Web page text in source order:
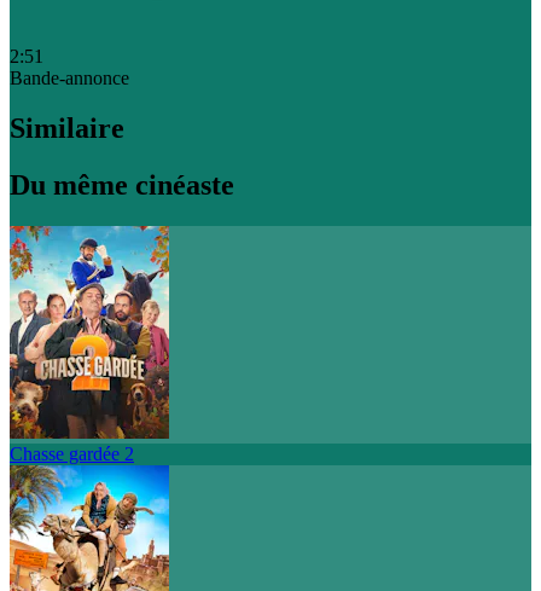
2:51
Bande-annonce
Similaire
Du même cinéaste
Chasse gardée 2